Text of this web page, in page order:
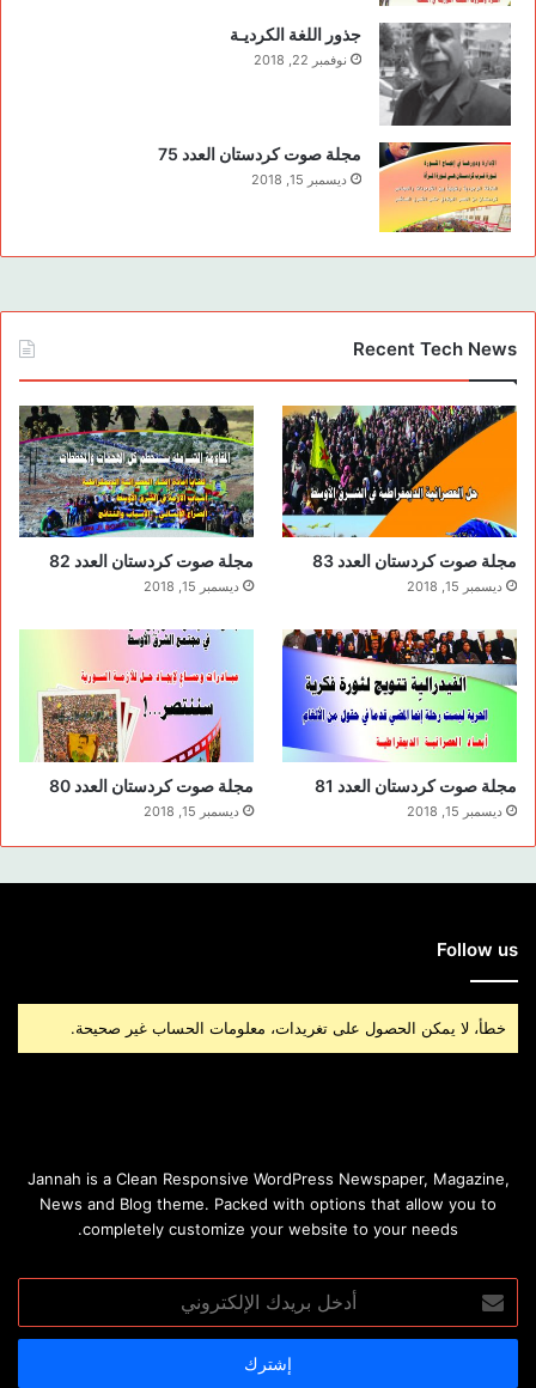
جذور اللغة الكرديـة
نوفمبر 22, 2018
مجلة صوت كردستان العدد 75
ديسمبر 15, 2018
Recent Tech News
مجلة صوت كردستان العدد 83
ديسمبر 15, 2018
مجلة صوت كردستان العدد 82
ديسمبر 15, 2018
مجلة صوت كردستان العدد 81
ديسمبر 15, 2018
مجلة صوت كردستان العدد 80
ديسمبر 15, 2018
Follow us
خطأ، لا يمكن الحصول على تغريدات، معلومات الحساب غير صحيحة.
Jannah is a Clean Responsive WordPress Newspaper, Magazine,
News and Blog theme. Packed with options that allow you to
completely customize your website to your needs.
بريدك
الإلكتروني